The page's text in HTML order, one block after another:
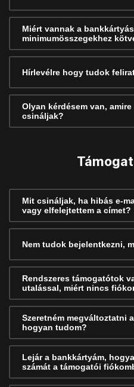
Miért vannak a
minimumösszegekhez
Hírlevélre hogy tudok
Olyan kérdésem van,
csináljak?
Mit csináljak, ha hibás e-
vagy elfelejtettem a címet?
Nem tudok bejelentkezni,
Rendszeres támogatótok
utalással, miért nincs
Szeretném megváltoztatni
hogyan tudom?
Lejár a bankkártyám,
számát a támogatói